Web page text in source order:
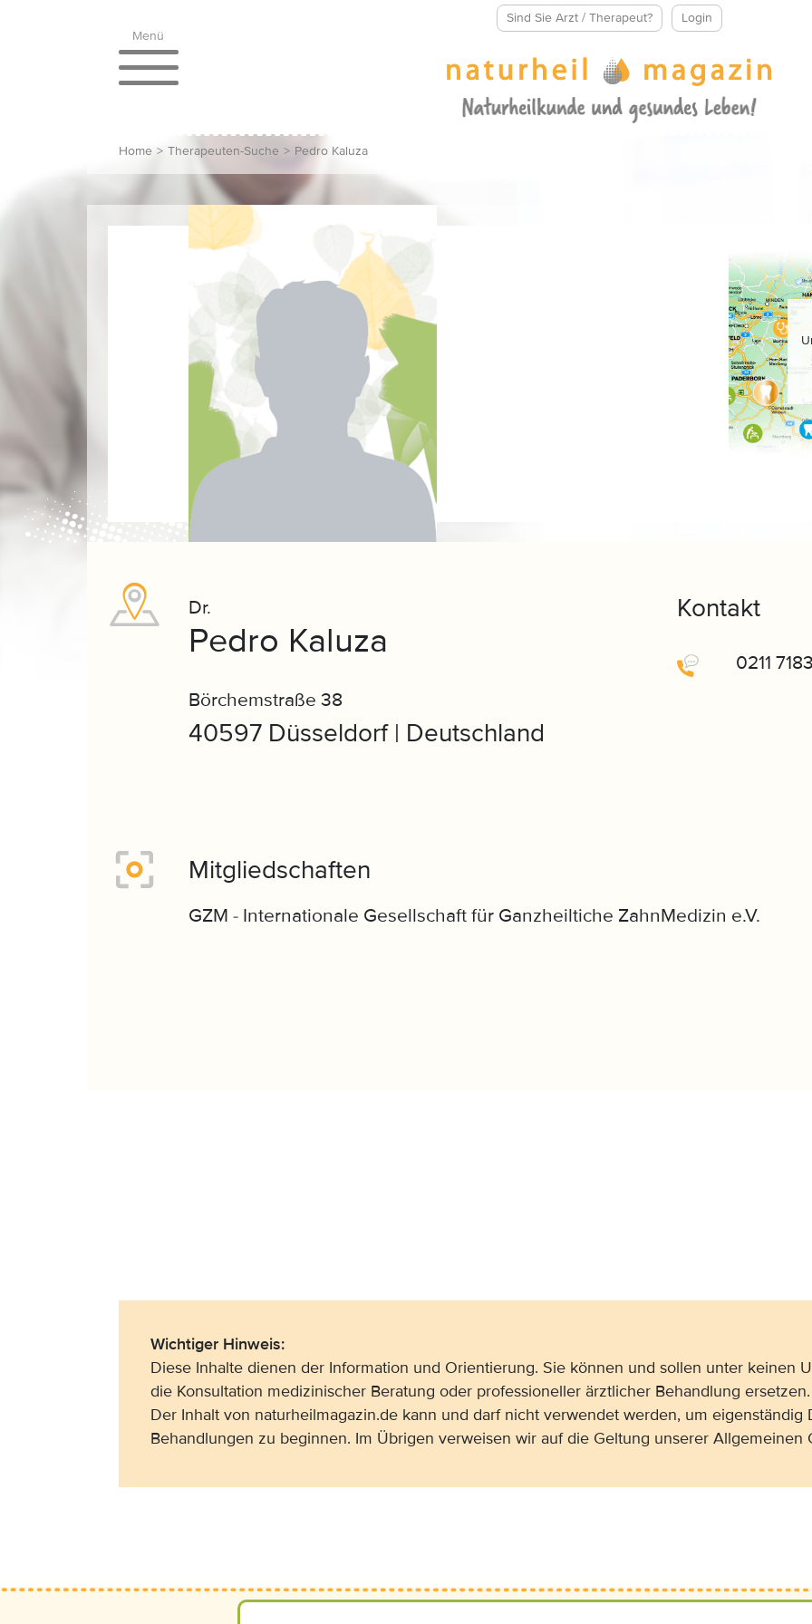
Sind Sie Arzt / Therapeut?
Login
Menü
Home > Therapeuten-Suche > Pedro Kaluza
Dr.
Pedro Kaluza
Börchemstraße 38
40597 Düsseldorf | Deutschland
Kontakt
0211
Mitgliedschaften
GZM - Internationale Gesellschaft für Ganzheiltiche ZahnMedizin e.V.
Wichtiger Hinweis:
Diese Inhalte dienen der Information und Orientierung. Sie können und sollen unter keinen
die Konsultation medizinischer Beratung oder professioneller ärztlicher Behandlung ersetzen.
Der Inhalt von naturheilmagazin.de kann und darf nicht verwendet werden, um eigenständig
Behandlungen zu beginnen. Im Übrigen verweisen wir auf die Geltung unserer